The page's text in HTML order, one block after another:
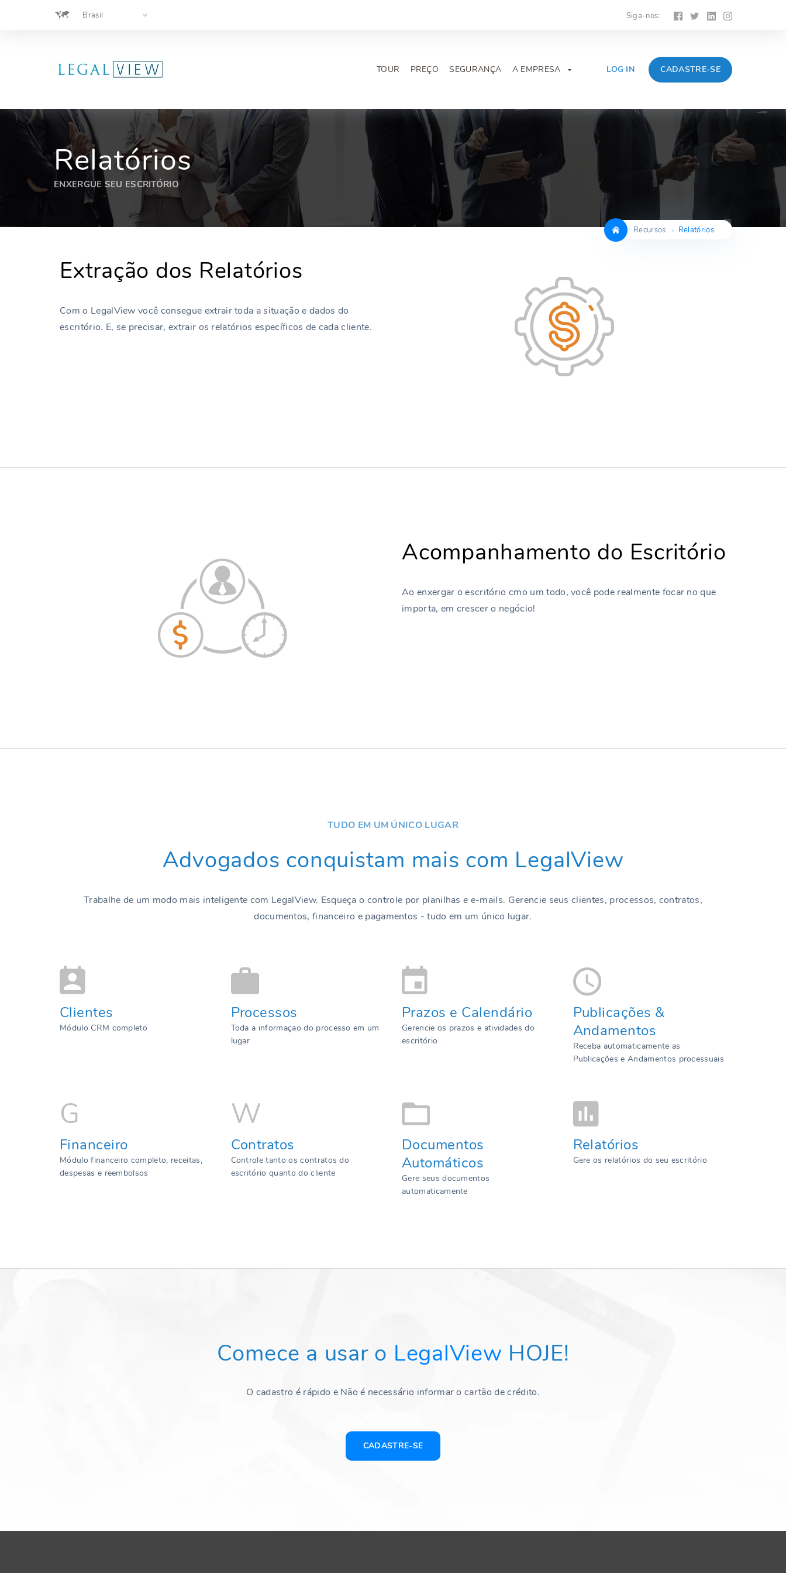
Brasil Siga-nos:
TOUR PREÇO SEGURANÇA A EMPRESA  LOG IN CADASTRE-SE
Relatórios
ENXERGUE SEU ESCRITÓRIO
Recursos Relatórios
Extração dos Relatórios
Com o LegalView você consegue extrair toda a situação e dados do
escritório. E, se precisar, extrair os relatórios específicos de cada cliente.
Acompanhamento do Escritório
Ao enxergar o escritório cmo um todo, você pode realmente focar no que
importa, em crescer o negócio!
TUDO EM UM ÚNICO LUGAR
Advogados conquistam mais com LegalView
Trabalhe de um modo mais inteligente com LegalView. Esqueça o controle por planilhas e e-mails. Gerencie seus clientes, processos, contratos,
documentos, financeiro e pagamentos - tudo em um único lugar.
Clientes
Módulo CRM completo
Processos
Toda a informaçao do processo em um
lugar
Prazos e Calendário
Gerencie os prazos e atividades do
escritório
Publicações &
Andamentos
Receba automaticamente as
Publicações e Andamentos processuais
Financeiro
Módulo financeiro completo, receitas,
despesas e reembolsos
Contratos
Controle tanto os contratos do
escritório quanto do cliente
Documentos
Automáticos
Gere seus documentos
automaticamente
Relatórios
Gere os relatórios do seu escritório
Comece a usar o LegalView HOJE!
O cadastro é rápido e Não é necessário informar o cartão de crédito.
CADASTRE-SE